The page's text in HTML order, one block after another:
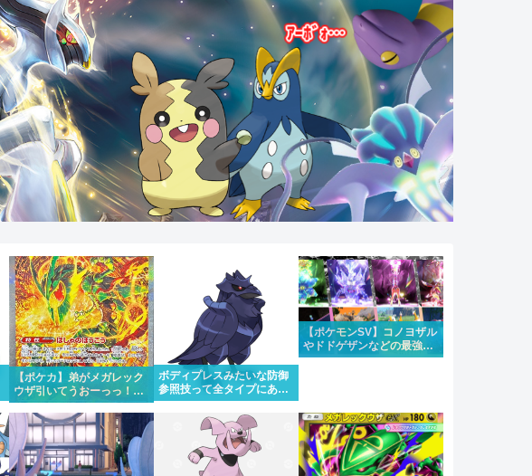
【ポケカ】弟がメガレック
ウザ引いてうおーっっ！！
かっけー！！って一緒にな
ってるんだけど…
ボディプレスみたいな防御
参照技って全タイプにある
のはちょっと違うけどもう
1タイプくらい欲しいよな
【ポケモンSV】コノヨザル
やドドゲザンなどの最強レ
イドが4週連続で開催！合